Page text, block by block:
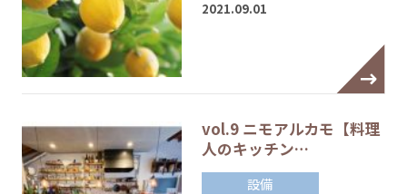
2021.09.01
vol.9 ニモアルカモ【料理
人のキッチン…
設備